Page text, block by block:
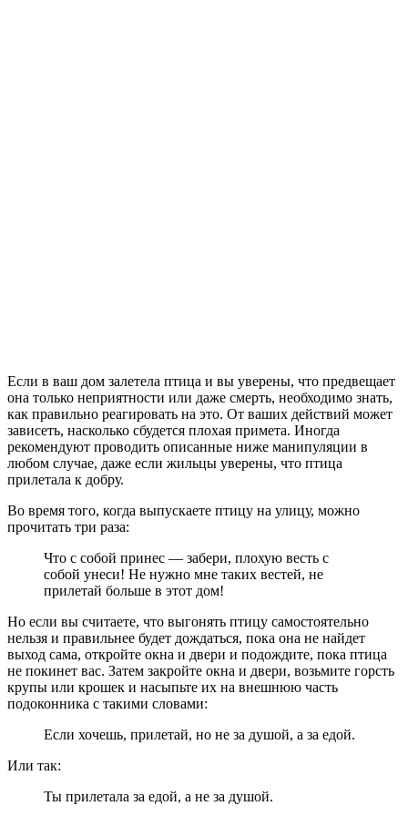
Если в ваш дом залетела птица и вы уверены, что предвещает
она только неприятности или даже смерть, необходимо знать,
как правильно реагировать на это. От ваших действий может
зависеть, насколько сбудется плохая примета. Иногда
рекомендуют проводить описанные ниже манипуляции в
любом случае, даже если жильцы уверены, что птица
прилетала к добру.
Во время того, когда выпускаете птицу на улицу, можно
прочитать три раза:
Что с собой принес — забери, плохую весть с
собой унеси! Не нужно мне таких вестей, не
прилетай больше в этот дом!
Но если вы считаете, что выгонять птицу самостоятельно
нельзя и правильнее будет дождаться, пока она не найдет
выход сама, откройте окна и двери и подождите, пока птица
не покинет вас. Затем закройте окна и двери, возьмите горсть
крупы или крошек и насыпьте их на внешнюю часть
подоконника с такими словами:
Если хочешь, прилетай, но не за душой, а за едой.
Или так:
Ты прилетала за едой, а не за душой.